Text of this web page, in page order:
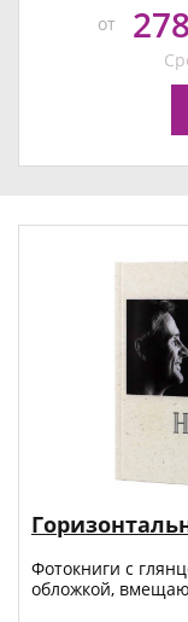
от
Фотокниги с
обложкой,